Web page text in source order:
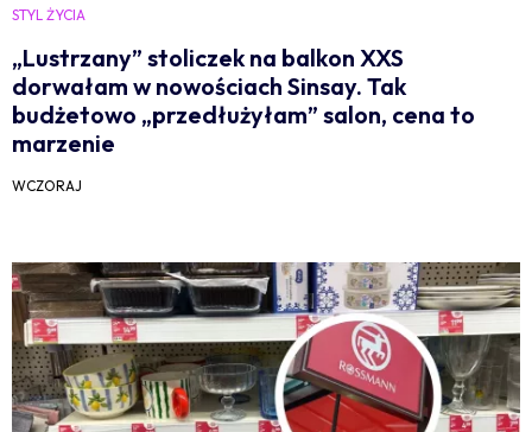
STYL ŻYCIA
„Lustrzany” stoliczek na balkon XXS
dorwałam w nowościach Sinsay. Tak
budżetowo „przedłużyłam” salon, cena to
marzenie
WCZORAJ